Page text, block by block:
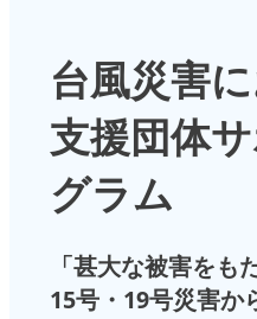
台風災害
支援団体
グラム
「甚大な被害をも
15号・19号災害か